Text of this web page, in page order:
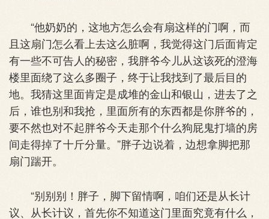
“他奶奶的，这地方怎么会有扇这样的门啊，而
且这扇门怎么看上去这么脏啊，我觉得这门后面肯定
有一些不可告人的秘密，我胖爷今儿从这该死的澄海
楼里面绕了这么多圈子，终于让我找到了最后目的
地。我猜这里面肯定是成堆的金山和银山，进去了之
后，谁也别和我抢，里面所有的东西都是你胖爷的，
要不然也对不起胖爷今天走那个什么狗屁鬼打墙的房
间走得掉了十斤分量。”胖子边说着，边想拿脚把那
扇门踹开。
“别别别！胖子，脚下留情啊，咱们还是从长计
议、从长计议，首先你不知道这门里面究竟有什么，